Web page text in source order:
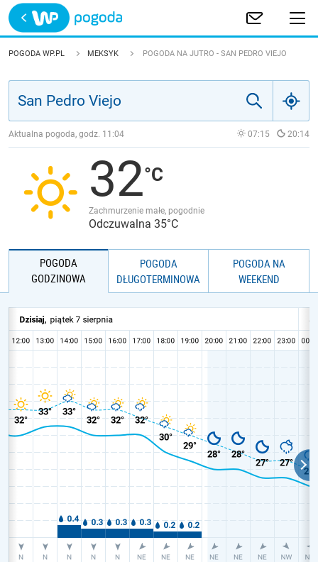
Trwa ładowanie
POLSKA
JAKOŚĆ POWIETRZA
POGODA WP.PL MEKSYK POGODA NA JUTRO - SAN PEDRO VIEJO
Aktualna pogoda, godz. 11:04 07:15 20:14
32
Zachmurzenie małe, pogodnie
Odczuwalna 35°C
POGODA
GODZINOWA
POGODA
DŁUGOTERMINOWA
POGODA NA
WEEKEND